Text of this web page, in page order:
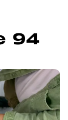
94